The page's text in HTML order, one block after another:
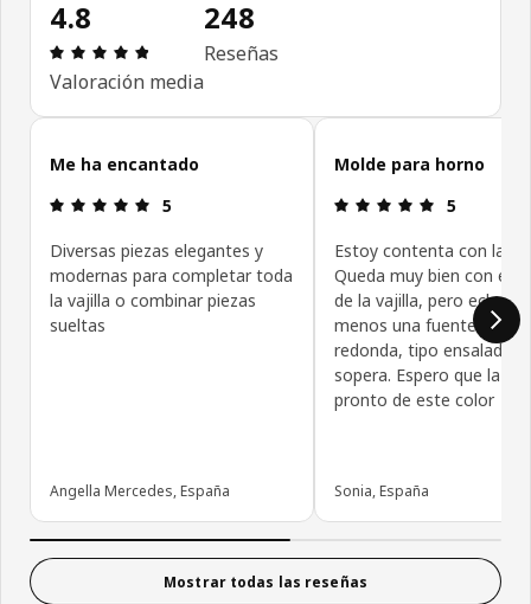
4.8
Reseña: 4.8 de 5 estrellas. Revisiones totales:
Valoración media
248
Reseñas
Omitir las opiniones de los clientes
Me ha encantado
Reseña: 5 de 5 estrellas.
5
Diversas piezas elegantes y
modernas para completar toda
la vajilla o combinar piezas
sueltas
Angella Mercedes, España
Molde para horno
Reseña: 5
5
Estoy contenta con la
Queda muy bien con el
de la vajilla, pero echo de
menos una fuente
redonda, tipo
sopera. Espero que la
pronto de este color
Sonia, España
Mostrar todas las reseñas